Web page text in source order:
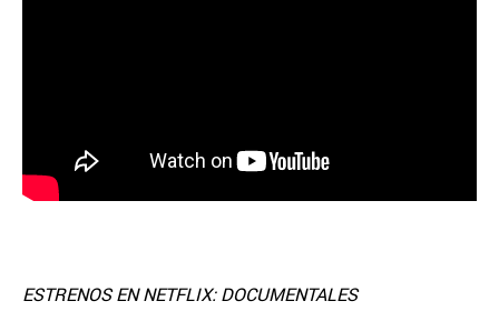
ESTRENOS EN NETFLIX: DOCUMENTALES